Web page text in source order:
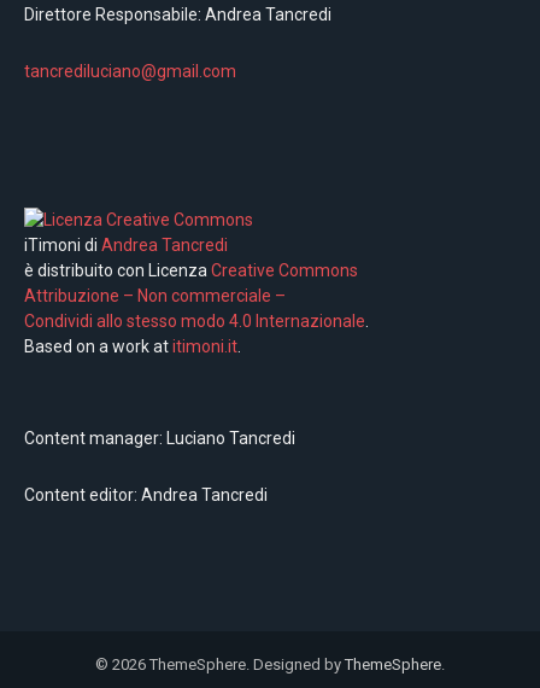
Direttore Responsabile: Andrea Tancredi
tancrediluciano@gmail.com
iTimoni di Andrea Tancredi
è distribuito con LicenzaCreative Commons
Attribuzione – Non commerciale –
Condividi allo stesso modo 4.0 Internazionale.
Based on a work atitimoni.it.
Content manager: Luciano Tancredi
Content editor: Andrea Tancredi
© 2026 ThemeSphere. Designed byThemeSphere.